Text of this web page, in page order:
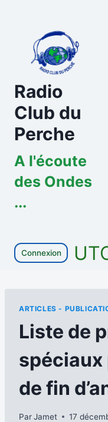
contenu
Radio
Club du
Perche
A l'écoute
des Ondes
...
Connexion
ARTICLES -
Liste de
spéciaux
de fin
ParJamet 17